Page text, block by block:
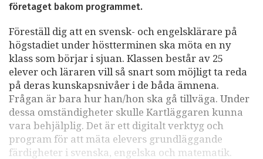
företaget bakom programmet.
Föreställ dig att en svensk- och engelsklärare på
högstadiet under höstterminen ska möta en ny
klass som börjar i sjuan. Klassen består av 25
elever och läraren vill så snart som möjligt ta reda
på deras kunskapsnivåer i de båda ämnena.
Frågan är bara hur han/hon ska gå tillväga. Under
dessa omständigheter skulle Kartläggaren kunna
vara behjälplig. Det är ett digitalt verktyg och
program för att mäta elevers grundläggande
färdigheter i svenska, engelska och matematik.